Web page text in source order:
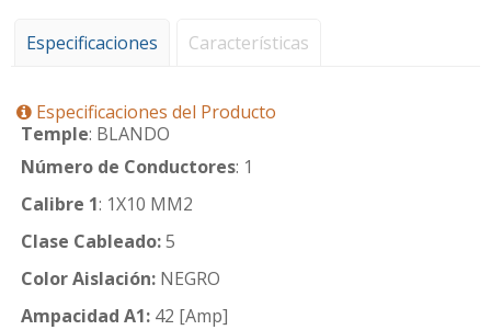
Especificaciones Características
Especificaciones del Producto
Temple: BLANDO
Número de Conductores: 1
Calibre 1: 1X10 MM2
Clase Cableado:5
Color Aislación: NEGRO
Ampacidad A1: 42 [Amp]